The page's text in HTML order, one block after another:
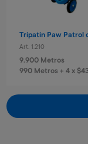
Tripatin Paw Patrol
Art. 1.210
9.900 Metros
990 Metros + 4 x